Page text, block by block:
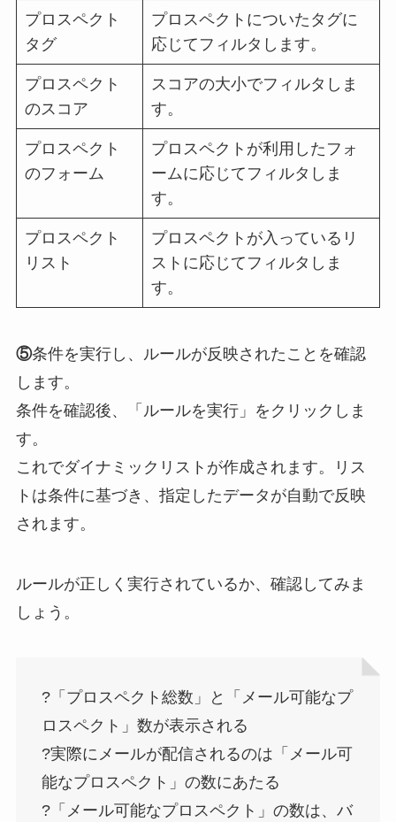
プロスペクト
タグ
プロスペクトについたタグに
応じてフィルタします。
プロスペクト
のスコア
スコアの大小でフィルタしま
す。
プロスペクト
のフォーム
プロスペクトが利用したフォ
ームに応じてフィルタしま
す。
プロスペクト
リスト
プロスペクトが入っているリ
ストに応じてフィルタしま
す。
⑤条件を実行し、ルールが反映されたことを確認
します。
条件を確認後、「ルールを実行」をクリックしま
す。
これでダイナミックリストが作成されます。リス
トは条件に基づき、指定したデータが自動で反映
されます。
ルールが正しく実行されているか、確認してみま
しょう。
?「プロスペクト総数」と「メール可能なプ
ロスペクト」数が表示される
?実際にメールが配信されるのは「メール可
能なプロスペクト」の数にあたる
?「メール可能なプロスペクト」の数は、バ